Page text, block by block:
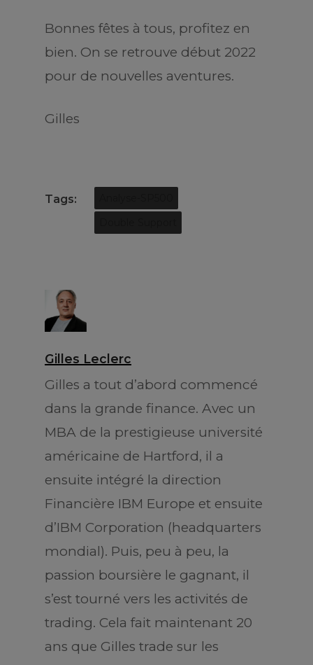
Bonnes fêtes à tous, profitez en
bien. On se retrouve début 2022
pour de nouvelles aventures.
Gilles
Tags:
Gilles Leclerc
Gilles a tout d’abord commencé
dans la grande finance. Avec un
MBA de la prestigieuse université
américaine de Hartford, il a
ensuite intégré la direction
Financière IBM Europe et ensuite
d’IBM Corporation (headquarters
mondial). Puis, peu à peu, la
passion boursière le gagnant, il
s’est tourné vers les activités de
trading. Cela fait maintenant 20
ans que Gilles trade sur les